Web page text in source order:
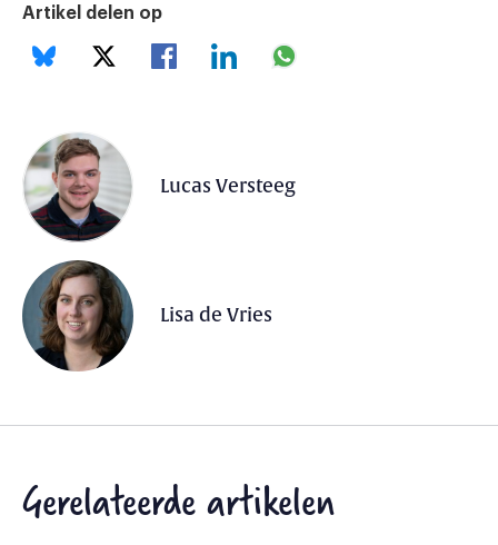
Artikel delen op
Lucas Versteeg
Lisa de Vries
Gerelateerde artikelen